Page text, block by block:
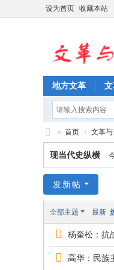
设为首页 收藏本站
地方文革
文
革
当
» 首页 › 文革
现当代史纵横
发新帖
全部主题 最新
杨奎松：抗
高华：民族